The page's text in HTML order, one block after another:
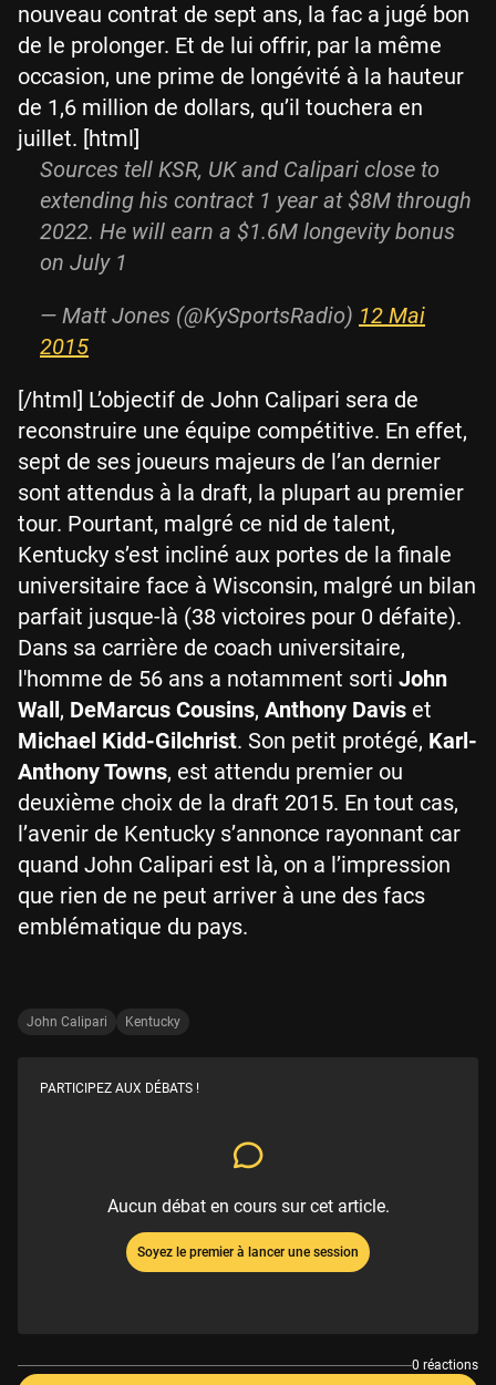
nouveau contrat de sept ans, la fac a jugé bon
de le prolonger. Et de lui offrir, par la même
occasion, une prime de longévité à la hauteur
de 1,6 million de dollars, qu’il touchera en
juillet. [html]
Sources tell KSR, UK and Calipari close to
extending his contract 1 year at $8M through
2022. He will earn a $1.6M longevity bonus
on July 1
— Matt Jones (@KySportsRadio) 12 Mai
2015
[/html] L’objectif de John Calipari sera de
reconstruire une équipe compétitive. En effet,
sept de ses joueurs majeurs de l’an dernier
sont attendus à la draft, la plupart au premier
tour. Pourtant, malgré ce nid de talent,
Kentucky s’est incliné aux portes de la finale
universitaire face à Wisconsin, malgré un bilan
parfait jusque-là (38 victoires pour 0 défaite).
Dans sa carrière de coach universitaire,
l'homme de 56 ans a notamment sorti John
Wall, DeMarcus Cousins, Anthony Davis et
Michael Kidd-Gilchrist. Son petit protégé, Karl-
Anthony Towns, est attendu premier ou
deuxième choix de la draft 2015. En tout cas,
l’avenir de Kentucky s’annonce rayonnant car
quand John Calipari est là, on a l’impression
que rien de ne peut arriver à une des facs
emblématique du pays.
John Calipari Kentucky
PARTICIPEZ AUX DÉBATS !
Aucun débat en cours sur cet article.
Soyez le premier à lancer une session
0 réactions